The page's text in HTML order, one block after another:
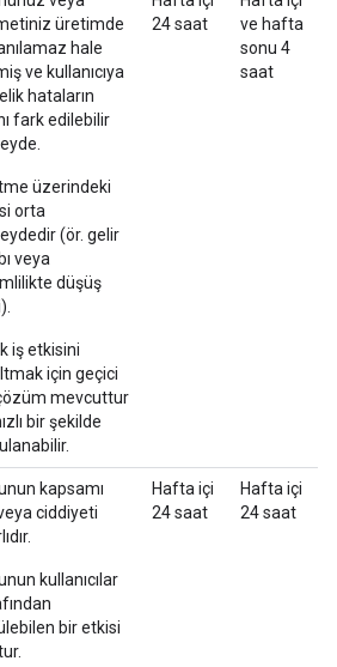
üretimde
hale
ve kullanıcıya
hataların
fark edilebilir
üzerindeki
orta
(ör. gelir
veya
düşüş
iş etkisini
için geçici
mevcuttur
bir şekilde
24 saat
ve hafta
sonu 4
saat
kapsamı
ciddiyeti
kullanıcılar
bir etkisi
Hafta içi
24 saat
Hafta içi
24 saat